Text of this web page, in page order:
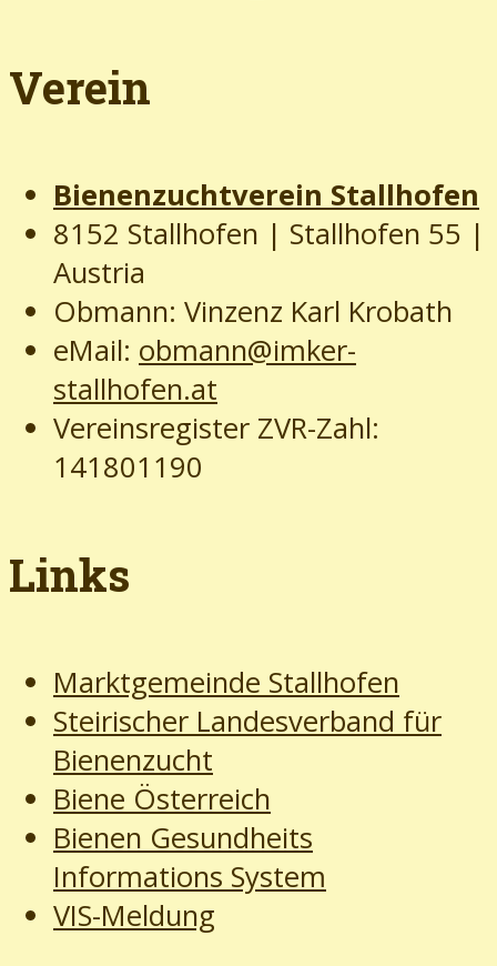
Verein
Bienenzuchtverein Stallhofen
8152 Stallhofen | Stallhofen 55 |
Austria
Obmann: Vinzenz Karl Krobath
eMail: obmann@imker-
stallhofen.at
Vereinsregister ZVR-Zahl:
141801190
Links
Marktgemeinde Stallhofen
Steirischer Landesverband für
Bienenzucht
Biene Österreich
Bienen Gesundheits
Informations System
VIS-Meldung